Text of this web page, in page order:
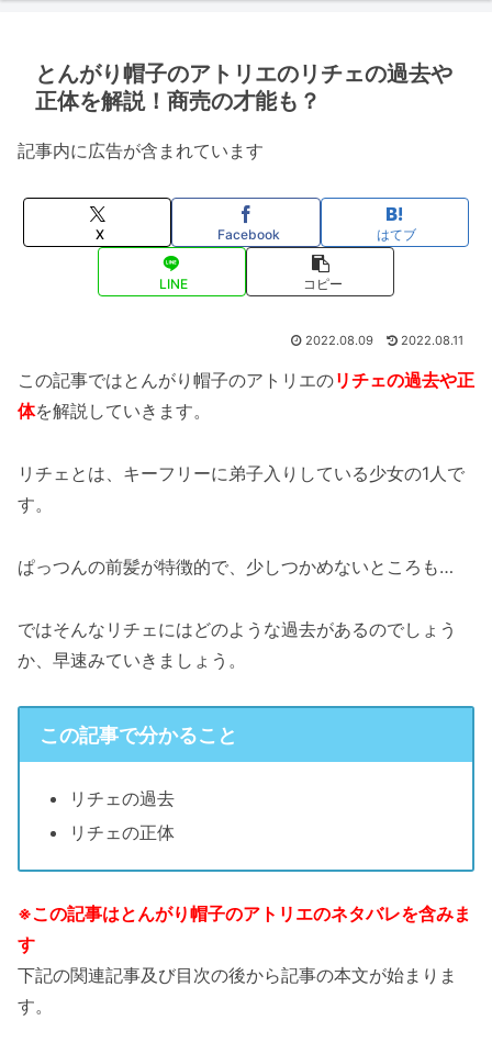
とんがり帽子のアトリエのリチェの過去や
正体を解説！商売の才能も？
記事内に広告が含まれています
X Facebook はてブ
LINE コピー
2022.08.09 2022.08.11
この記事ではとんがり帽子のアトリエのリチェの過去や正
体を解説していきます。
リチェとは、キーフリーに弟子入りしている少女の1人で
す。
ぱっつんの前髪が特徴的で、少しつかめないところも…
ではそんなリチェにはどのような過去があるのでしょう
か、早速みていきましょう。
この記事で分かること
リチェの過去
リチェの正体
※この記事はとんがり帽子のアトリエのネタバレを含みま
す
下記の関連記事及び目次の後から記事の本文が始まりま
す。